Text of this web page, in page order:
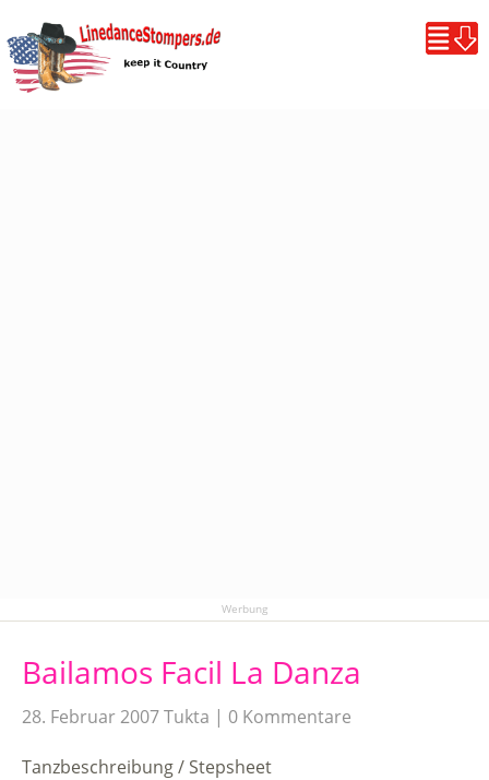
Werbung
Bailamos Facil La Danza
28. Februar 2007Tukta 0 Kommentare
Tanzbeschreibung / Stepsheet